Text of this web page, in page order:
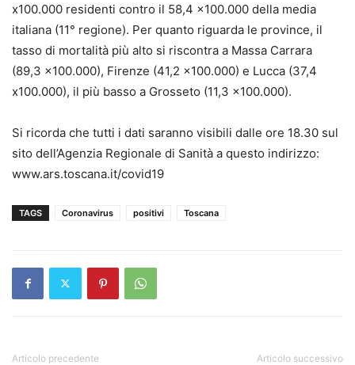
x100.000 residenti contro il 58,4 x100.000 della media
italiana (11° regione). Per quanto riguarda le province, il
tasso di mortalità più alto si riscontra a Massa Carrara
(89,3 x100.000), Firenze (41,2 x100.000) e Lucca (37,4
x100.000), il più basso a Grosseto (11,3 x100.000).
Si ricorda che tutti i dati saranno visibili dalle ore 18.30 sul
sito dell’Agenzia Regionale di Sanità a questo indirizzo:
www.ars.toscana.it/covid19
TAGS Coronavirus positivi Toscana
Articolo precedente Articolo successivo